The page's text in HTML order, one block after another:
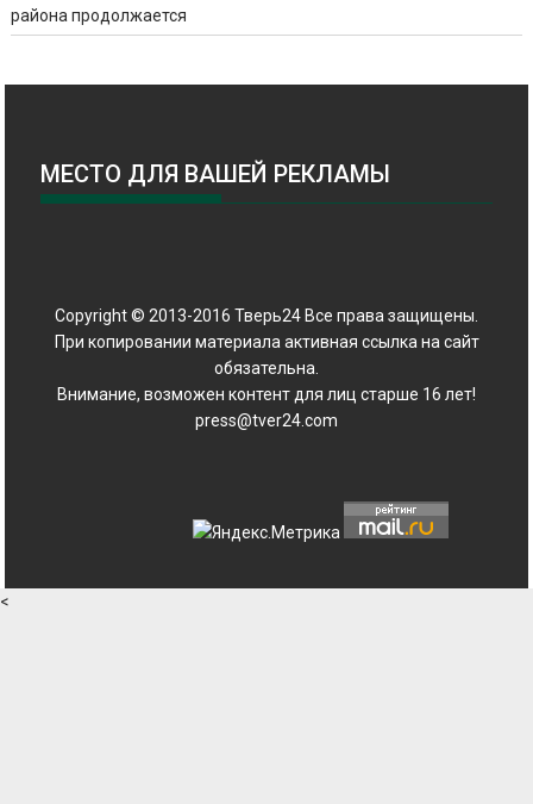
района продолжается
МЕСТО ДЛЯ ВАШЕЙ РЕКЛАМЫ
Copyright © 2013-2016 Тверь24 Все права защищены.
При копировании материала активная ссылка на сайт
обязательна.
Внимание, возможен контент для лиц старше 16 лет!
press@tver24.com
<